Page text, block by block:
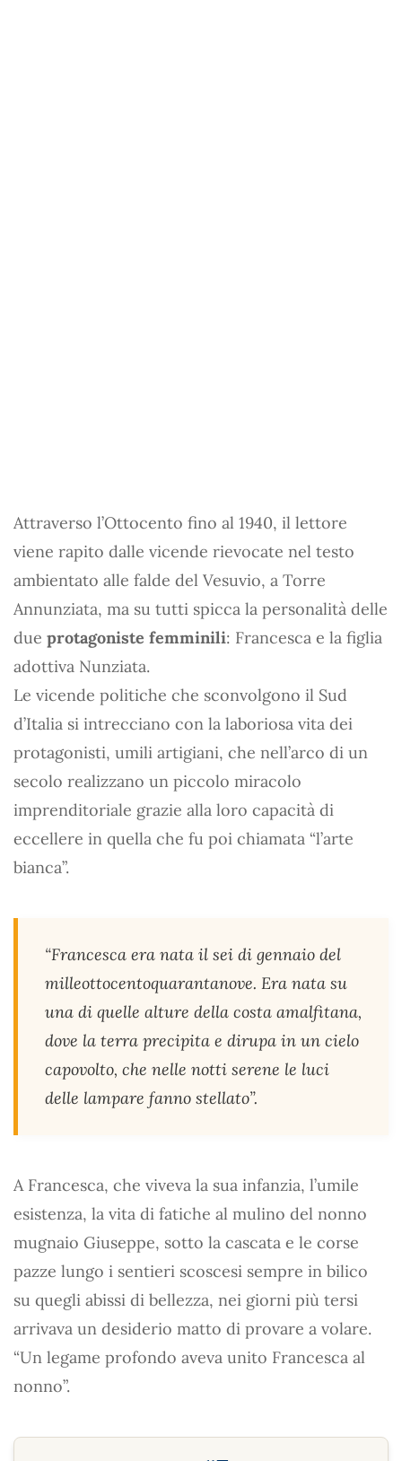
Attraverso l’Ottocento fino al 1940, il lettore
viene rapito dalle vicende rievocate nel testo
ambientato alle falde del Vesuvio, a Torre
Annunziata, ma su tutti spicca la personalità delle
due protagoniste femminili: Francesca e la figlia
adottiva Nunziata.
Le vicende politiche che sconvolgono il Sud
d’Italia si intrecciano con la laboriosa vita dei
protagonisti, umili artigiani, che nell’arco di un
secolo realizzano un piccolo miracolo
imprenditoriale grazie alla loro capacità di
eccellere in quella che fu poi chiamata “l’arte
bianca”.
“Francesca era nata il sei di gennaio del
milleottocentoquarantanove. Era nata su
una di quelle alture della costa amalfitana,
dove la terra precipita e dirupa in un cielo
capovolto, che nelle notti serene le luci
delle lampare fanno stellato”.
A Francesca, che viveva la sua infanzia, l’umile
esistenza, la vita di fatiche al mulino del nonno
mugnaio Giuseppe, sotto la cascata e le corse
pazze lungo i sentieri scoscesi sempre in bilico
su quegli abissi di bellezza, nei giorni più tersi
arrivava un desiderio matto di provare a volare.
“Un legame profondo aveva unito Francesca al
nonno”.